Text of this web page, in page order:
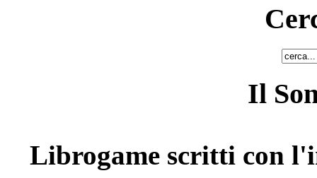
Il
Librogame scritti con